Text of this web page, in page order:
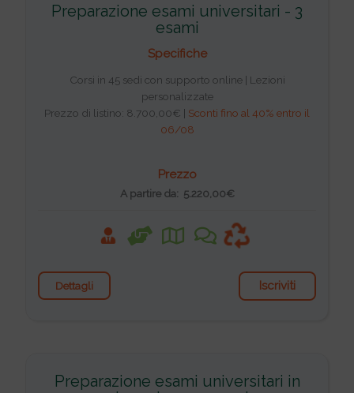
Preparazione esami universitari - 3
esami
Specifiche
Corsi in 45 sedi con supporto online | Lezioni
personalizzate
Prezzo di listino: 8.700,00€ | Sconti fino al 40% entro il
06/08
Prezzo
A partire da: 5.220,00€
Dettagli Iscriviti
Preparazione esami universitari in